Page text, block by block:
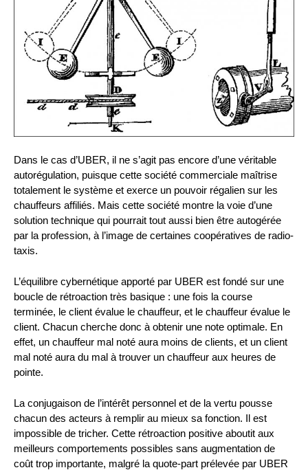
Dans le cas d’UBER, il ne s’agit pas encore d’une véritable
autorégulation, puisque cette société commerciale maîtrise
totalement le système et exerce un pouvoir régalien sur les
chauffeurs affiliés. Mais cette société montre la voie d’une
solution technique qui pourrait tout aussi bien être autogérée
par la profession, à l’image de certaines coopératives de radio-
taxis.
L’équilibre cybernétique apporté par UBER est fondé sur une
boucle de rétroaction très basique : une fois la course
terminée, le client évalue le chauffeur, et le chauffeur évalue le
client. Chacun cherche donc à obtenir une note optimale. En
effet, un chauffeur mal noté aura moins de clients, et un client
mal noté aura du mal à trouver un chauffeur aux heures de
pointe.
La conjugaison de l’intérêt personnel et de la vertu pousse
chacun des acteurs à remplir au mieux sa fonction. Il est
impossible de tricher. Cette rétroaction positive aboutit aux
meilleurs comportements possibles sans augmentation de
coût trop importante, malgré la quote-part prélevée par UBER